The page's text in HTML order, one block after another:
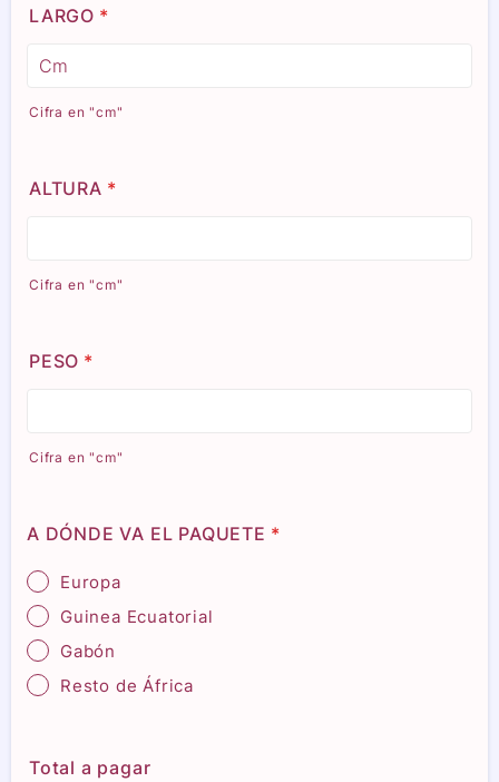
LARGO *
Cifra en "cm"
ALTURA *
Cifra en "cm"
PESO *
Cifra en "cm"
A DÓNDE VA EL PAQUETE *
Europa
Guinea Ecuatorial
Gabón
Resto de África
Total a pagar